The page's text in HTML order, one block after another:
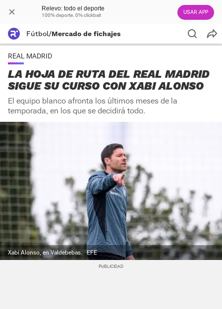
Relevo: todo el deporte
100% deporte. 0% clickbait USAR APP
Fútbol/Mercado de fichajes
REAL MADRID
LA HOJA DE RUTA DEL REAL MADRID
SIGUE SU CURSO CON XABI ALONSO
El equipo blanco afronta los últimos meses de la
temporada, en los que se decidirá todo.
Xabi Alonso, en Valdebebas. EFE